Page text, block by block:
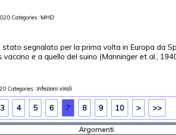
Categories: MHD
segnalato per la prima volta in Europa da
e a quello del suino (Manninger et al.,
Categories: Infezioni virali
3 4 5 6 7 8 9 10 > >>
Argomenti